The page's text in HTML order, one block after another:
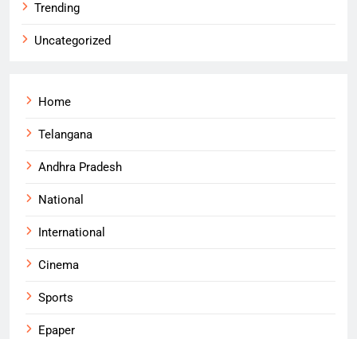
Trending
Uncategorized
Home
Telangana
Andhra Pradesh
National
International
Cinema
Sports
Epaper